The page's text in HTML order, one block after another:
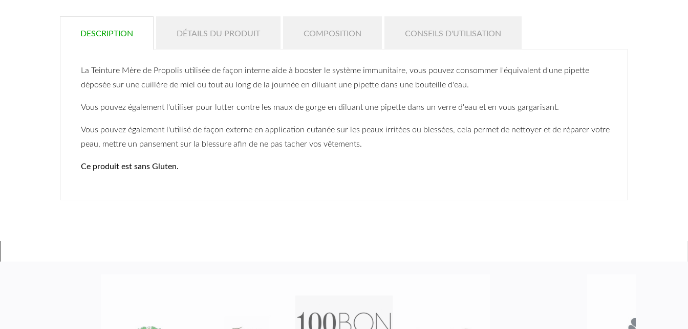
DESCRIPTION DÉTAILS DU PRODUIT COMPOSITION CONSEILS D'UTILISATION
La Teinture Mère de Propolis utilisée de façon interne aide à booster le système immunitaire, vous pouvez consommer l'équivalent d'une pipette
déposée sur une cuillère de miel ou tout au long de la journée en diluant une pipette dans une bouteille d'eau.
Vous pouvez également l'utiliser pour lutter contre les maux de gorge en diluant une pipette dans un verre d'eau et en vous gargarisant.
Vous pouvez également l'utilisé de façon externe en application cutanée sur les peaux irritées ou blessées, cela permet de nettoyer et de réparer votre
peau, mettre un pansement sur la blessure afin de ne pas tacher vos vêtements.
Ce produit est sans Gluten.